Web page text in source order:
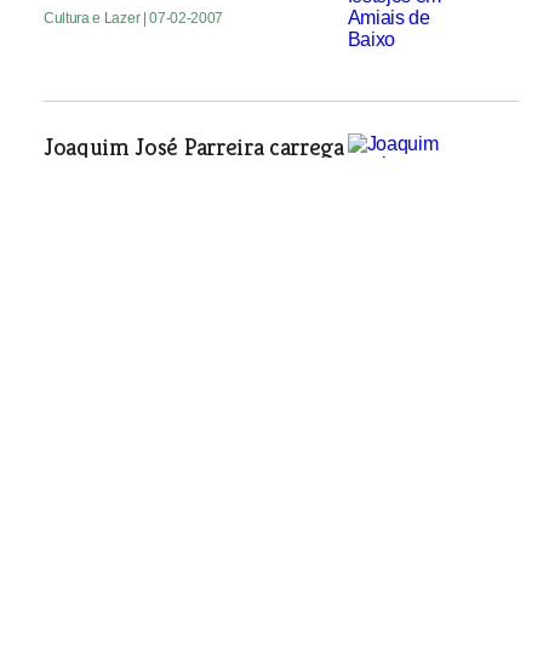
Cultura e Lazer | 07-02-2007
Joaquim José Parreira carrega